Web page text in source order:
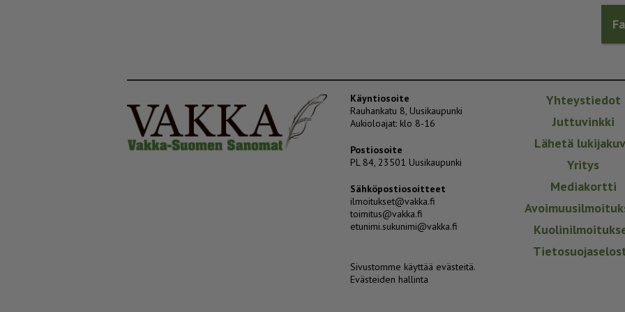
Käyntiosoite
Rauhankatu 8, Uusikaupunki
Aukioloajat: klo 8-16
Postiosoite
PL 84, 23501 Uusikaupunki
Sähköpostiosoitteet
ilmoitukset@vakka.fi
toimitus@vakka.fi
etunimi.sukunimi@vakka.fi
Sivustomme käyttää evästeitä.
Evästeiden hallinta
Yhteystiedot
Juttuvinkki
Lähetä
Yritys
Mediakortti